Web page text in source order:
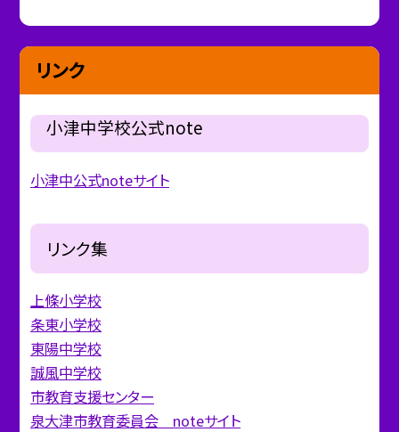
リンク
小津中学校公式note
小津中公式noteサイト
リンク集
上條小学校
条東小学校
東陽中学校
誠風中学校
市教育支援センター
泉大津市教育委員会 noteサイト